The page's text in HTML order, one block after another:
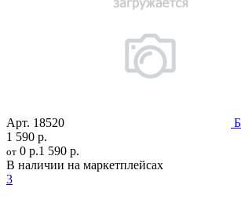
Арт. 18520
1 590 р.
от 0 р.1 590 р.
В наличии на маркетплейсах
3